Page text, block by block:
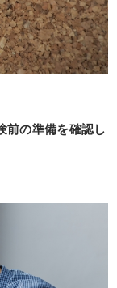
前の準備を確認し